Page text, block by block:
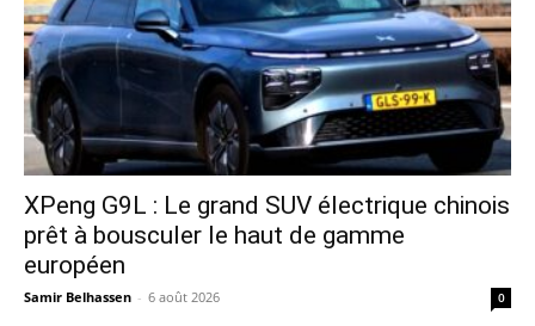
XPeng G9L : Le grand SUV électrique chinois
prêt à bousculer le haut de gamme
européen
Samir Belhassen - 6 août 2026 0